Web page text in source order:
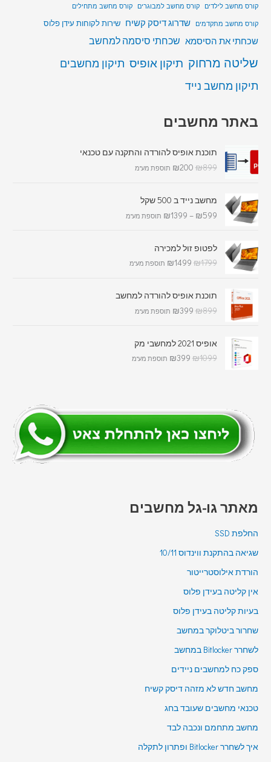
קורס מחשב לילדים
קורס מחשב למבוגרים
קורס מחשב מתחילים
קורס מחשב מתקדמים
שדרוג דיסק קשיח שירות לקוחות עידן פלוס
שכחתי את הסיסמא שכחתי סיסמה למחשב
שליטה מרחוק תיקון אופיס תיקון מחשבים
תיקון מחשב נייד
באתר מחשבים
תוכנת אופיס להורדה והתקנה עם טכנאי
₪899
₪200 תוספת מע"מ
מחשב נייד ב 500 שקל
₪599
–
₪1399 תוספת מע"מ
לפטופ זול למכירה
₪1799
₪1499 תוספת מע"מ
תוכנת אופיס להורדה למחשב
₪899
₪399 תוספת מע"מ
אופיס 2021 למחשבי מק
₪1099
₪399 תוספת מע"מ
מאתר גו-גל מחשבים
החלפת SSD
שגיאה בהתקנת ווינדוס 10/11
הורדת אילוסטרייטור
אין קליטה בעידן פלוס
בעיות קליטה בעידן פלוס
שחרור ביטלוקר במחשב
לשחרר Bitlocker במחשב
ספק כח למחשבים ניידים
מחשב חדש לא מזהה דיסק קשיח
טכנאי מחשבים שעובד בחג
מחשב מתחמם ונכבה לבד
איך לשחרר Bitlocker ופתרון לתקלה